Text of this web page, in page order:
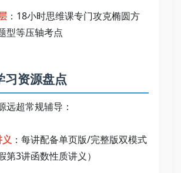
：18小时思维课专门攻克椭圆方
型等压轴考点
习资源盘点
远超常规辅导：
：每讲配备单页版/完整版双模式
第3讲函数性质讲义）